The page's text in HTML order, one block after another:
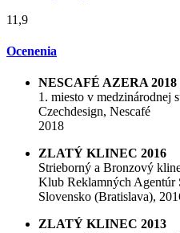
11,9
Ocenenia
NESCAFÉ AZERA 2018
1. miesto v medzinárodnej
Czechdesign, Nescafé
2018
ZLATÝ KLINEC 2016
Strieborný a Bronzový
Klub Reklamných Agentúr
Slovensko (Bratislava),
ZLATÝ KLINEC 2013